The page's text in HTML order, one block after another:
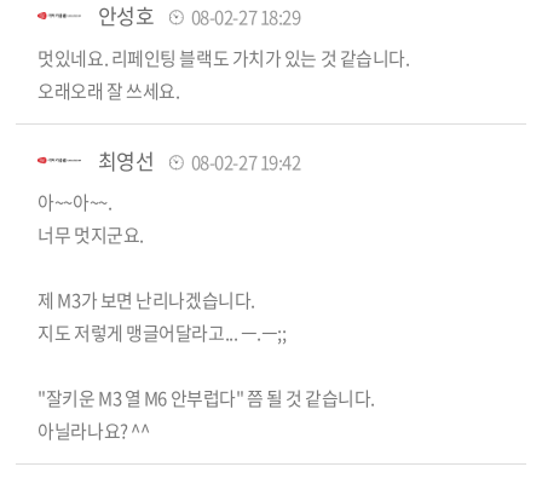
안성호
08-02-27 18:29
멋있네요. 리페인팅 블랙도 가치가 있는 것 같습니다.
오래오래 잘 쓰세요.
최영선
08-02-27 19:42
아~~아~~.
너무 멋지군요.
제 M3가 보면 난리나겠습니다.
지도 저렇게 맹글어달라고... ㅡ.ㅡ;;
"잘키운 M3 열 M6 안부럽다" 쯤 될 것 같습니다.
아닐라나요? ^^